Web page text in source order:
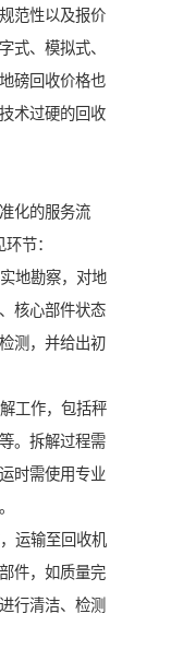
范性以及报价
式、模拟式、
磅回收价格也
术过硬的回收
化的服务流
节：
地勘察，对地
核心部件状态
测，并给出初
工作，包括秤
。拆解过程需
时需使用专业
运输至回收机
件，如质量完
行清洁、检测